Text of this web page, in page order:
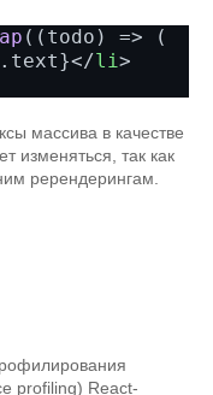
( ( todo ) => (
</li>
массива в качестве
изменяться, так как
ререндерингам.
profiling) React-